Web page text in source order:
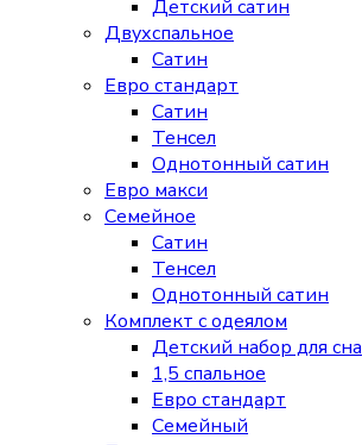
Детский сатин
Двухспальное
Сатин
Евро стандарт
Сатин
Тенсел
Однотонный сатин
Евро макси
Семейное
Сатин
Тенсел
Однотонный сатин
Комплект с одеялом
Детский набор для сна
1,5 спальное
Евро стандарт
Семейный